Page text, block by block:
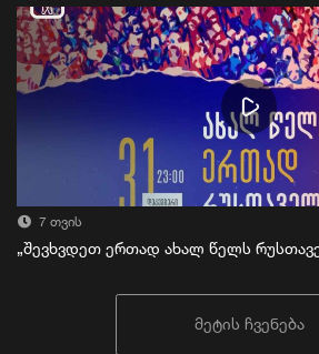
7 თვის
„შევხვდეთ ერთად ახალ წელს
მეტის ჩვენება